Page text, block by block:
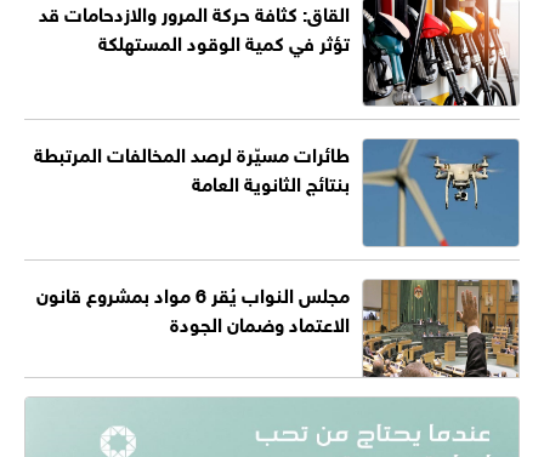
القاق: كثافة حركة المرور والازدحامات قد
تؤثر في كمية الوقود المستهلكة
طائرات مسيّرة لرصد المخالفات المرتبطة
بنتائج الثانوية العامة
مجلس النواب يُقر 6 مواد بمشروع قانون
الاعتماد وضمان الجودة